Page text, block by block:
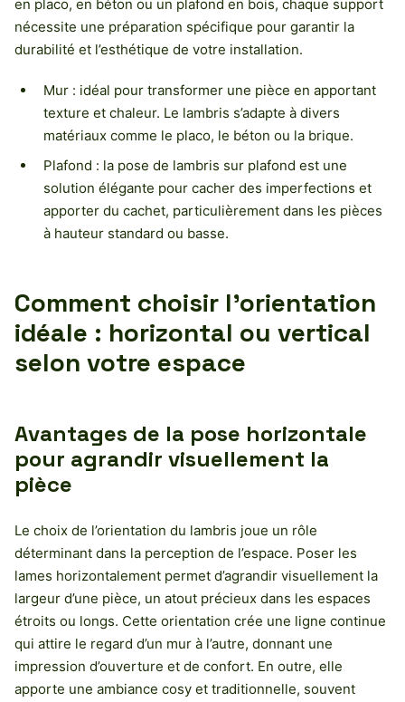
en placo, en béton ou un plafond en bois, chaque support
nécessite une préparation spécifique pour garantir la
durabilité et l’esthétique de votre installation.
Mur : idéal pour transformer une pièce en apportant
texture et chaleur. Le lambris s’adapte à divers
matériaux comme le placo, le béton ou la brique.
Plafond : la pose de lambris sur plafond est une
solution élégante pour cacher des imperfections et
apporter du cachet, particulièrement dans les pièces
à hauteur standard ou basse.
Comment choisir l’orientation
idéale : horizontal ou vertical
selon votre espace
Avantages de la pose horizontale
pour agrandir visuellement la
pièce
Le choix de l’orientation du lambris joue un rôle
déterminant dans la perception de l’espace. Poser les
lames horizontalement permet d’agrandir visuellement la
largeur d’une pièce, un atout précieux dans les espaces
étroits ou longs. Cette orientation crée une ligne continue
qui attire le regard d’un mur à l’autre, donnant une
impression d’ouverture et de confort. En outre, elle
apporte une ambiance cosy et traditionnelle, souvent